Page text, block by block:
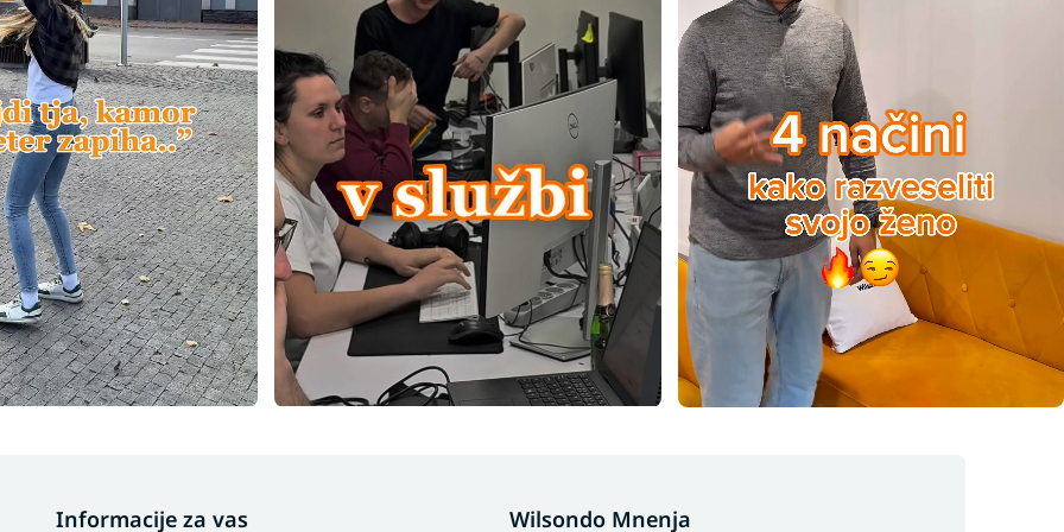
Informacije za vas Wilsondo Mnenja